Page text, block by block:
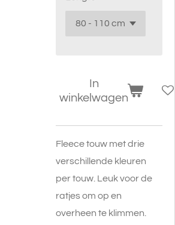
In
winkelwagen
Fleece touw met drie
verschillende kleuren
per touw. Leuk voor de
ratjes om op en
overheen te klimmen.